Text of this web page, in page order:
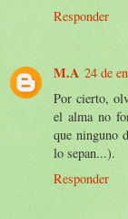
Responder
M.A 24 de
Por cierto,
el alma no
que ninguno
lo sepan...).
Responder